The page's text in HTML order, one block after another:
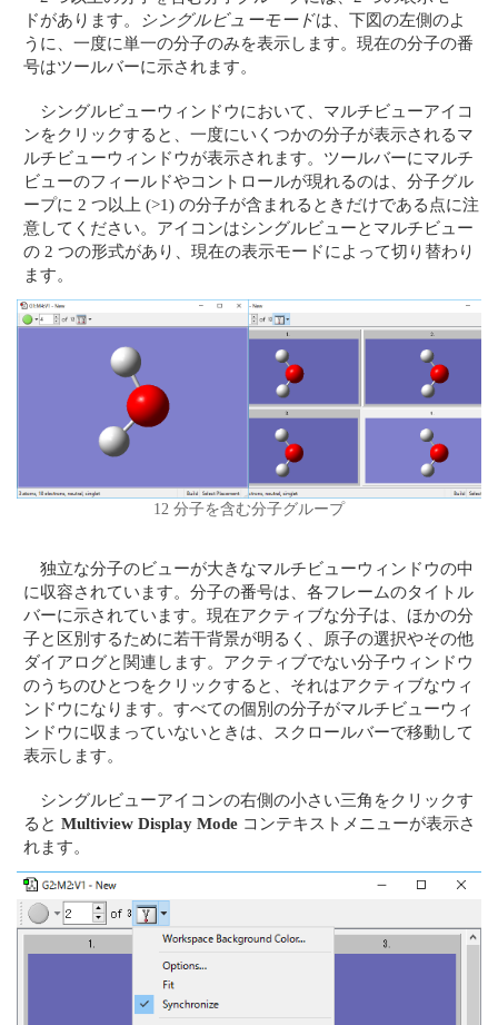
ドがあります。
シングルビューモードは、下図の左側のよ
うに、一度に単一の分子のみを表示します。現在の分子の番
号はツールバーに示されます。
シングルビューウィンドウにおいて、マルチビューアイコ
ンをクリックすると、一度にいくつかの分子が表示されるマ
ルチビューウィンドウが表示されます。ツールバーにマルチ
ビューのフィールドやコントロールが現れるのは、分子グル
ープに 2 つ以上 (>1) の分子が含まれるときだけである点に注
意してください。アイコンはシングルビューとマルチビュー
の 2 つの形式があり、現在の表示モードによって切り替わり
ます。
12 分子を含む分子グループ
独立な分子のビューが大きなマルチビューウィンドウの中
に収容されています。分子の番号は、各フレームのタイトル
バーに示されています。現在アクティブな分子は、ほかの分
子と区別するために若干背景が明るく、原子の選択やその他
ダイアログと関連します。アクティブでない分子ウィンドウ
のうちのひとつをクリックすると、それはアクティブなウィ
ンドウになります。すべての個別の分子がマルチビューウィ
ンドウに収まっていないときは、スクロールバーで移動して
表示します。
シングルビューアイコンの右側の小さい三角をクリックす
るとMultiview Display Mode コンテキストメニューが表示さ
れます。